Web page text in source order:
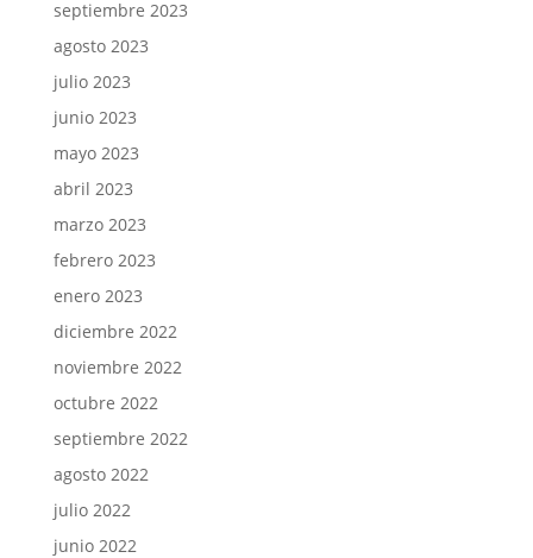
septiembre 2023
agosto 2023
julio 2023
junio 2023
mayo 2023
abril 2023
marzo 2023
febrero 2023
enero 2023
diciembre 2022
noviembre 2022
octubre 2022
septiembre 2022
agosto 2022
julio 2022
junio 2022